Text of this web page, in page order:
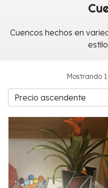
Cuencos hechos en
Mostrando